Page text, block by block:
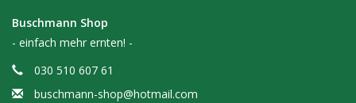
Buschmann Shop
- einfach mehr ernten! -
030 510 607 61
buschmann-shop@hotmail.com